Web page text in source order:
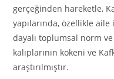
gerçeğinden hareketle,
yapılarında, özellikle
dayalı toplumsal norm
kalıplarının kökeni ve
araştırılmıştır.